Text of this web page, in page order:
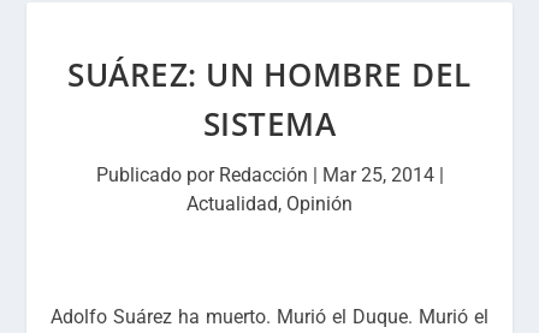
SUÁREZ: UN HOMBRE DEL
SISTEMA
Publicado por Redacción | Mar 25, 2014|
Actualidad, Opinión
Adolfo Suárez ha muerto. Murió el Duque. Murió el